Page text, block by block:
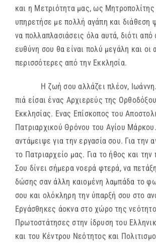
και η Μετριότητα μας, ως Μητροπολίτης
υπηρετήσε με πολλή αγάπη και διάθεση
να πολλαπλασιάσεις όλα αυτά, διότι από
ευθύνη σου θα είναι πολύ μεγάλη και οι
περισσότερες από την Εκκλησία.
Η ζωή σου αλλάζει πλέον, Ιωάννη.
πιά είσαι ένας Αρχιερεύς της
Εκκλησίας. Ενας Επίσκοπος του
Πατριαρχικού Θρόνου του Αγίου
αντάμειψε για την εργασία σου. Για την
το Πατριαρχείο μας. Για το ήθος και
Σου δίνει σήμερα νοερά φτερά, να
δώσης σαν άλλη καιομένη λαμπάδα το
σου και ολόκληρη την ύπαρξή σου στο
Εργάσθηκες άοκνα στο χώρο της
Πρωτοστάτησες στην ίδρυση του
και του Κέντρου Νεότητος και